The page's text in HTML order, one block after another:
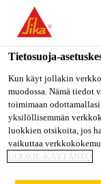
Olet menossa
oman maasi sivulle.
MENE SIKA
Sika
Tietosuoja-
Kun käyt jollakin
muodossa. Nämä tiedot
toimimaan
yksilöllisemmän
luokkien otsikoita, jos
vaikuttaa
COOKIE-KÄYTÄNTÖ